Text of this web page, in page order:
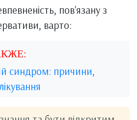
пов'язану з
варто:
синдром: причини,